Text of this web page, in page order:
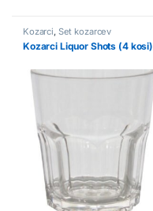
Kozarci, Set kozarcev
Kozarci Liquor Shots (4 kosi)